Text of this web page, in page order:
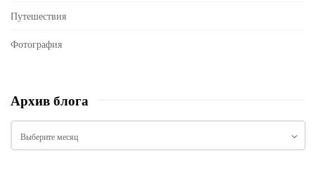
Путешествия
Фотография
Архив блога
р